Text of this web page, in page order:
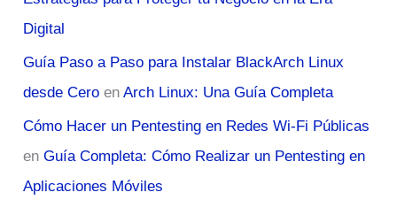
Digital
Guía Paso a Paso para Instalar BlackArch Linux
desde Cero enArch Linux: Una Guía Completa
Cómo Hacer un Pentesting en Redes Wi-Fi Públicas
enGuía Completa: Cómo Realizar un Pentesting en
Aplicaciones Móviles